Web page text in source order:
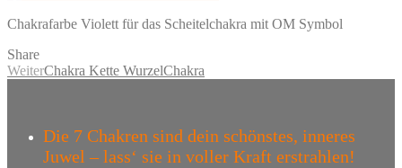
Chakrafarbe Violett für das Scheitelchakra mit OM Symbol
Share
WeiterChakra Kette WurzelChakra
Die 7 Chakren sind dein schönstes, inneres
Juwel – lass‘ sie in voller Kraft erstrahlen!